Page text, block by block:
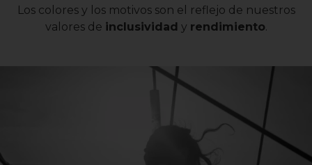
Los colores y los motivos son el reflejo de nuestros
valores de inclusividad y rendimiento.